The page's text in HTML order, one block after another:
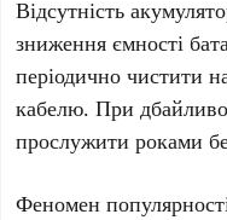
Відсутність
зниження ємності
періодично чистити
кабелю. При
прослужити роками
Феномен